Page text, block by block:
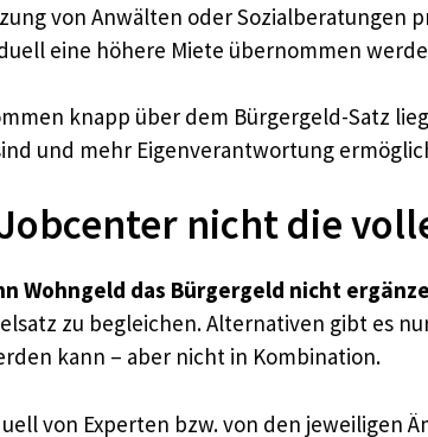
von Anwälten oder Sozialberatungen
eine höhere Miete übernommen
knapp über dem Bürgergeld-Satz
und mehr Eigenverantwortung
nicht die
Wohngeld das Bürgergeld nicht
zu begleichen. Alternativen gibt es
kann – aber nicht in Kombination.
von Experten bzw. von den jeweiligen